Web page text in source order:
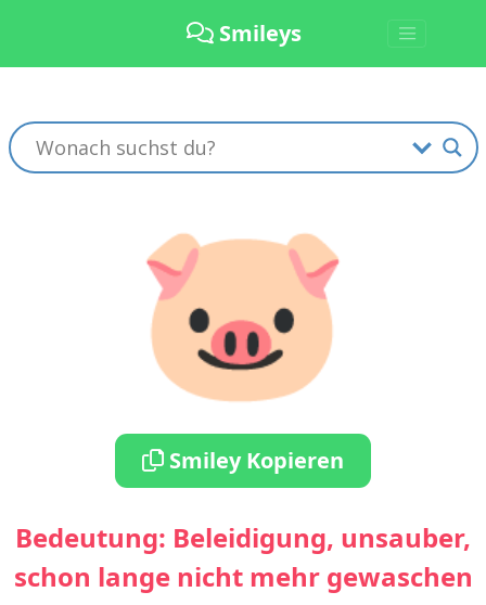
Smileys
🐷
Smiley Kopieren
Bedeutung: Beleidigung, unsauber,
schon lange nicht mehr gewaschen